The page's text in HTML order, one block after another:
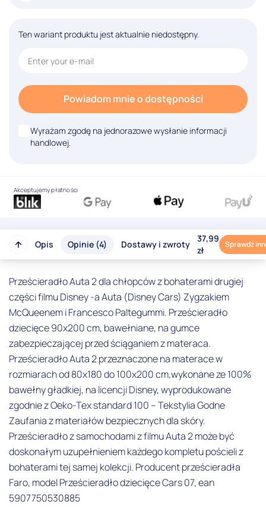
Ten wariant produktu jest aktualnie niedostępny.
Powiadom mnie o dostępności
Wyrażam zgodę na jednorazowe wysłanie informacji
handlowej.
Akceptujemy płatności
Opis Opinie (4) Dostawy i zwroty
37,99
zł
Sprawdź
Prześcieradło Auta 2 dla chłopców z bohaterami drugiej
części filmu Disney -a Auta (Disney Cars) Zygzakiem
McQueenem i Francesco Paltegummi. Prześcieradło
dziecięce 90x200 cm, bawełniane, na gumce
zabezpieczającej przed ściąganiem z materaca.
Prześcieradło Auta 2 przeznaczone na materace w
rozmiarach od 80x180 do 100x200 cm,wykonane ze 100%
bawełny gładkiej, na licencji Disney, wyprodukowane
zgodnie z Oeko-Tex standard 100 – Tekstylia Godne
Zaufania z materiałów bezpiecznych dla skóry.
Prześcieradło z samochodami z filmu Auta 2 może być
doskonałym uzupełnieniem każdego kompletu pościeli z
bohaterami tej samej kolekcji. Producent prześcieradła
Faro, model Prześcieradło dziecięce Cars 07, ean
5907750530885